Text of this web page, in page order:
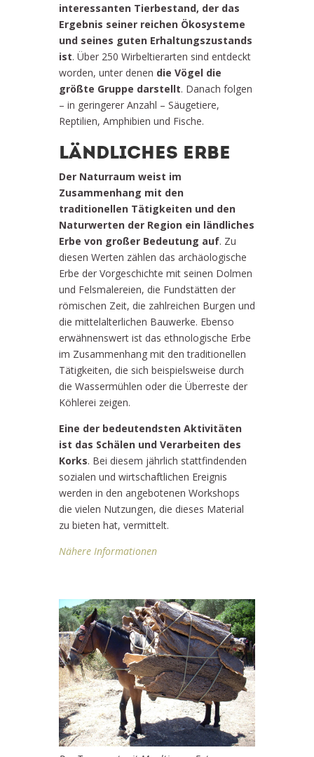
interessanten Tierbestand, der das
Ergebnis seiner reichen Ökosysteme
und seines guten Erhaltungszustands
ist. Über 250 Wirbeltierarten sind entdeckt
worden, unter denen die Vögel die
größte Gruppe darstellt. Danach folgen
– in geringerer Anzahl – Säugetiere,
Reptilien, Amphibien und Fische.
LÄNDLICHES ERBE
Der Naturraum weist im
Zusammenhang mit den
traditionellen Tätigkeiten und den
Naturwerten der Region ein ländliches
Erbe von großer Bedeutung auf. Zu
diesen Werten zählen das archäologische
Erbe der Vorgeschichte mit seinen Dolmen
und Felsmalereien, die Fundstätten der
römischen Zeit, die zahlreichen Burgen und
die mittelalterlichen Bauwerke. Ebenso
erwähnenswert ist das ethnologische Erbe
im Zusammenhang mit den traditionellen
Tätigkeiten, die sich beispielsweise durch
die Wassermühlen oder die Überreste der
Köhlerei zeigen.
Eine der bedeutendsten Aktivitäten
ist das Schälen und Verarbeiten des
Korks. Bei diesem jährlich stattfindenden
sozialen und wirtschaftlichen Ereignis
werden in den angebotenen Workshops
die vielen Nutzungen, die dieses Material
zu bieten hat, vermittelt.
Nähere Informationen